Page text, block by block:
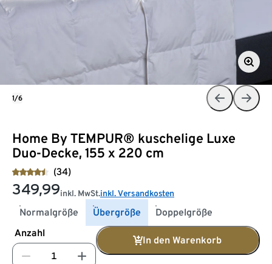
Home By TEMPUR® kuschelige Luxe
Duo-Decke, 155 x 220 cm
(34)
349,99inkl. MwSt.inkl. Versandkosten
Normalgröße Übergröße
Doppelgröße
Anzahl
In den Warenkorb
1/6